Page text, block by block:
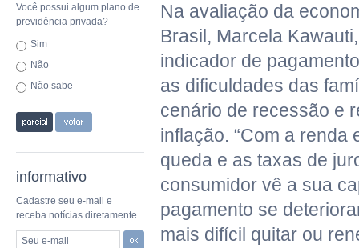
Você possui algum plano de
previdência privada?
Sim
Não
Não sabe
informativo
Cadastre seu e-mail e
receba notícias diretamente
Seu e-mail
Na avaliação da
Brasil, Marcela
indicador de
as dificuldades das
cenário de recessão e
inflação. “Com a renda
queda e as taxas de
consumidor vê a sua
pagamento se
mais difícil quitar ou